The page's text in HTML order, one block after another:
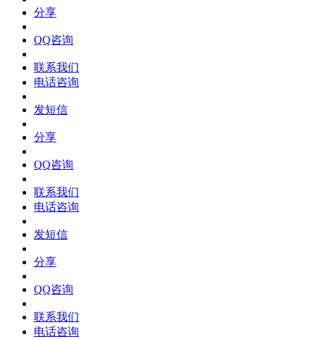
分享
QQ咨询
联系我们
电话咨询
发短信
分享
QQ咨询
联系我们
电话咨询
发短信
分享
QQ咨询
联系我们
电话咨询